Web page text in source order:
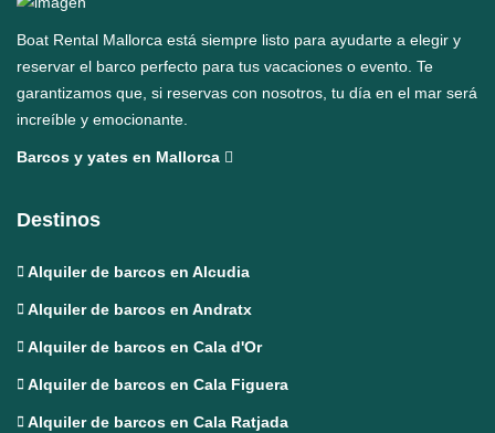
Boat Rental Mallorca está siempre listo para ayudarte a elegir y
reservar el barco perfecto para tus vacaciones o evento. Te
garantizamos que, si reservas con nosotros, tu día en el mar será
increíble y emocionante.
Barcos y yates en Mallorca
Destinos
Alquiler de barcos en Alcudia
Alquiler de barcos en Andratx
Alquiler de barcos en Cala d'Or
Alquiler de barcos en Cala Figuera
Alquiler de barcos en Cala Ratjada